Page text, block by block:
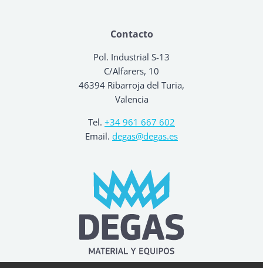
Contacto
Pol. Industrial S-13
C/Alfarers, 10
46394 Ribarroja del Turia,
Valencia
Tel. +34 961 667 602
Email. degas@degas.es